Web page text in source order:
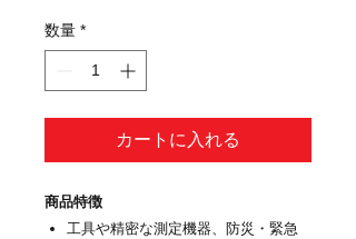
数量 *
カートに入れる
商品特徴
工具や精密な測定機器、防災・緊急